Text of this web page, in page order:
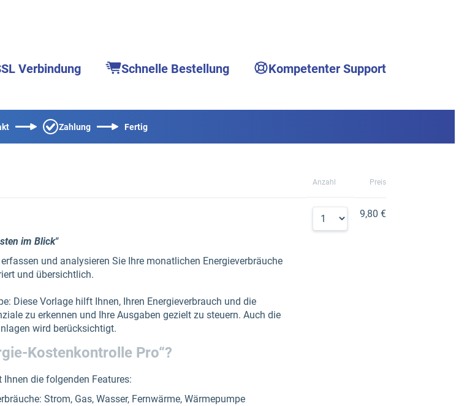
Verbindung Schnelle Bestellung Kompetenter Support
Zahlung Fertig
Anzahl Preis
im Blick"
erfassen und analysieren Sie Ihre monatlichen Energieverbräuche
und übersichtlich.
Diese Vorlage hilft Ihnen, Ihren Energieverbrauch und die
zu erkennen und Ihre Ausgaben gezielt zu steuern. Auch die
wird berücksichtigt.
Kostenkontrolle Pro“?
Ihnen die folgenden Features:
Strom, Gas, Wasser, Fernwärme, Wärmepumpe
9,80 €